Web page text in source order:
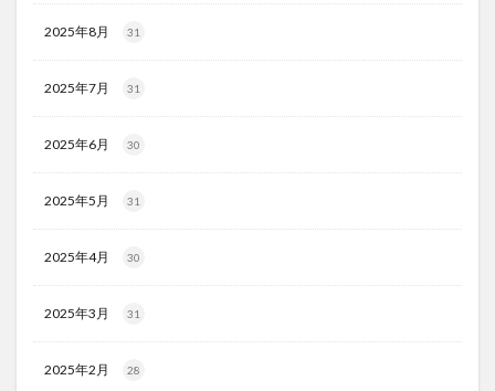
2025年8月 31
2025年7月 31
2025年6月 30
2025年5月 31
2025年4月 30
2025年3月 31
2025年2月 28